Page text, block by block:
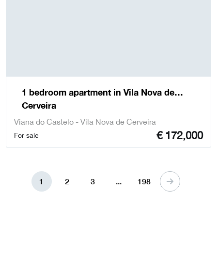
1 bedroom apartment in Vila Nova de
Cerveira
Viana do Castelo - Vila Nova de Cerveira
For sale € 172,000
1 2 3 ... 198